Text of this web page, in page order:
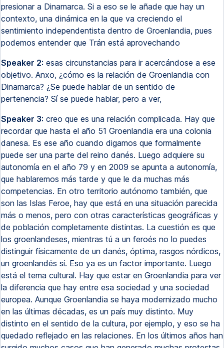
presionar a Dinamarca. Si a eso se le añade que hay un
contexto, una dinámica en la que va creciendo el
sentimiento independentista dentro de Groenlandia, pues
podemos entender que Trán está aprovechando
Speaker 2: esas circunstancias para ir acercándose a ese
objetivo. Anxo, ¿cómo es la relación de Groenlandia con
Dinamarca? ¿Se puede hablar de un sentido de
pertenencia? Sí se puede hablar, pero a ver,
Speaker 3: creo que es una relación complicada. Hay que
recordar que hasta el año 51 Groenlandia era una colonia
danesa. Es ese año cuando digamos que formalmente
puede ser una parte del reino danés. Luego adquiere su
autonomía en el año 79 y en 2009 se apunta a autonomía,
que hablaremos más tarde y que le da muchas más
competencias. En otro territorio autónomo también, que
son las Islas Feroe, hay que está en una situación parecida
más o menos, pero con otras características geográficas y
de población completamente distintas. La cuestión es que
los groenlandeses, mientras tú a un feroés no lo puedes
distinguir físicamente de un danés, óptima, rasgos nórdicos,
un groenlandés sí. Eso ya es un factor importante. Luego
está el tema cultural. Hay que estar en Groenlandia para ver
la diferencia que hay entre esa sociedad y una sociedad
europea. Aunque Groenlandia se haya modernizado mucho
en las últimas décadas, es un país muy distinto. Muy
distinto en el sentido de la cultura, por ejemplo, y eso se ha
quedado reflejado en las relaciones. En los últimos años han